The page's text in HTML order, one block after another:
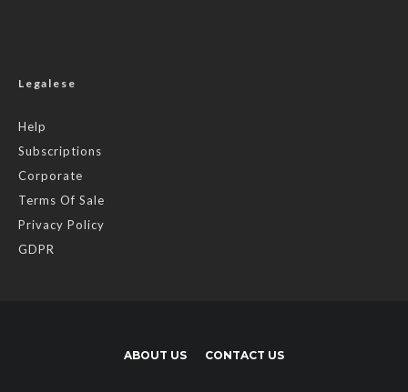
Legalese
Help
Subscriptions
Corporate
Terms Of Sale
Privacy Policy
GDPR
ABOUT US CONTACT US